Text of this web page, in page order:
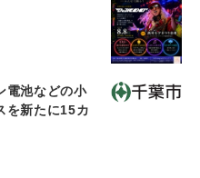
電池などの小
を新たに15カ